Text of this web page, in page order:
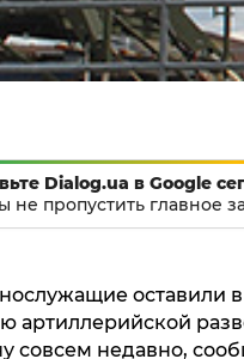
Dialog.ua в Google
не пропустить главное
оставили
артиллерийской
совсем недавно,